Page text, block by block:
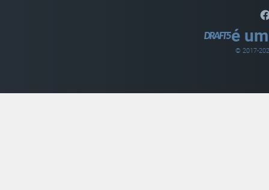
é
© 2017-